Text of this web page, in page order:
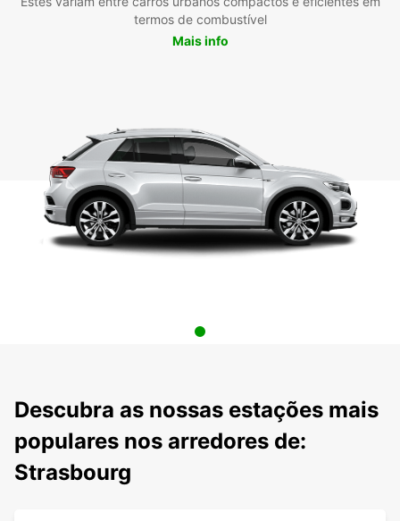
termos de combustível
Mais info
Descubra as nossas estações mais
populares nos arredores de:
Strasbourg